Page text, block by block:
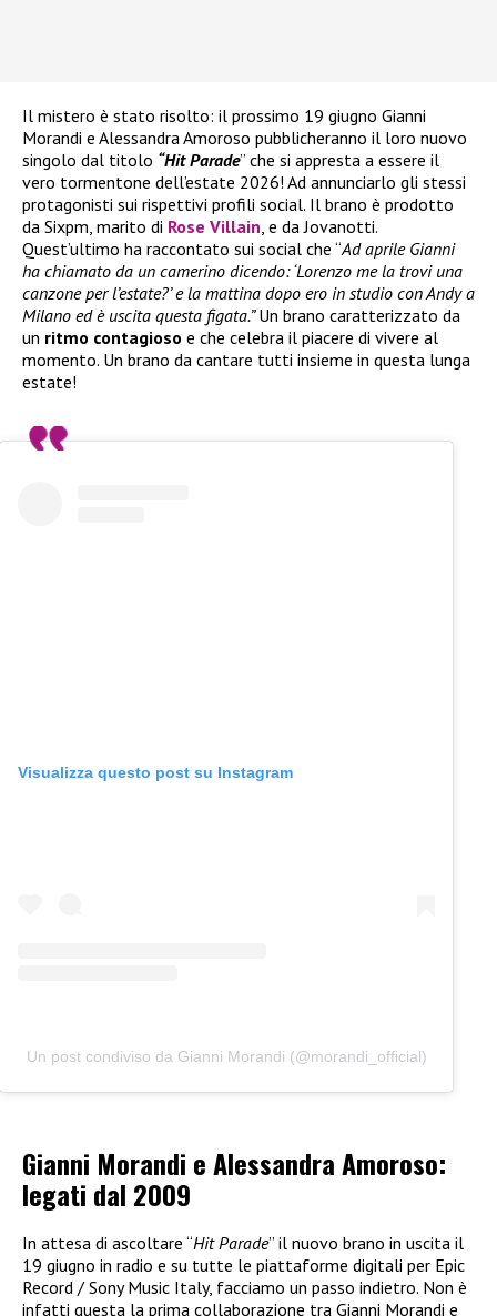
Il mistero è stato risolto: il prossimo 19 giugno Gianni
Morandi e Alessandra Amoroso pubblicheranno il loro nuovo
singolo dal titolo “Hit Parade” che si appresta a essere il
vero tormentone dell’estate 2026! Ad annunciarlo gli stessi
protagonisti sui rispettivi profili social. Il brano è prodotto
da Sixpm, marito di Rose Villain , e da Jovanotti.
Quest’ultimo ha raccontato sui social che “Ad aprile Gianni
ha chiamato da un camerino dicendo: ‘Lorenzo me la trovi una
canzone per l’estate?’ e la mattina dopo ero in studio con Andy a
Milano ed è uscita questa figata.”Un brano caratterizzato da
un ritmo contagioso e che celebra il piacere di vivere al
momento. Un brano da cantare tutti insieme in questa lunga
estate!
Visualizza questo post su Instagram
Un post condiviso da Gianni Morandi (@morandi_official)
Gianni Morandi e Alessandra Amoroso:
legati dal 2009
In attesa di ascoltare “Hit Parade” il nuovo brano in uscita il
19 giugno in radio e su tutte le piattaforme digitali per Epic
Record / Sony Music Italy, facciamo un passo indietro. Non è
infatti questa la prima collaborazione tra Gianni Morandi e